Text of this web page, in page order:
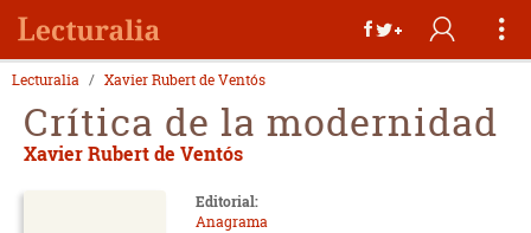
Lecturalia Xavier Rubert de Ventós
Crítica de la modernidad
Xavier Rubert de Ventós
Editorial:
Anagrama